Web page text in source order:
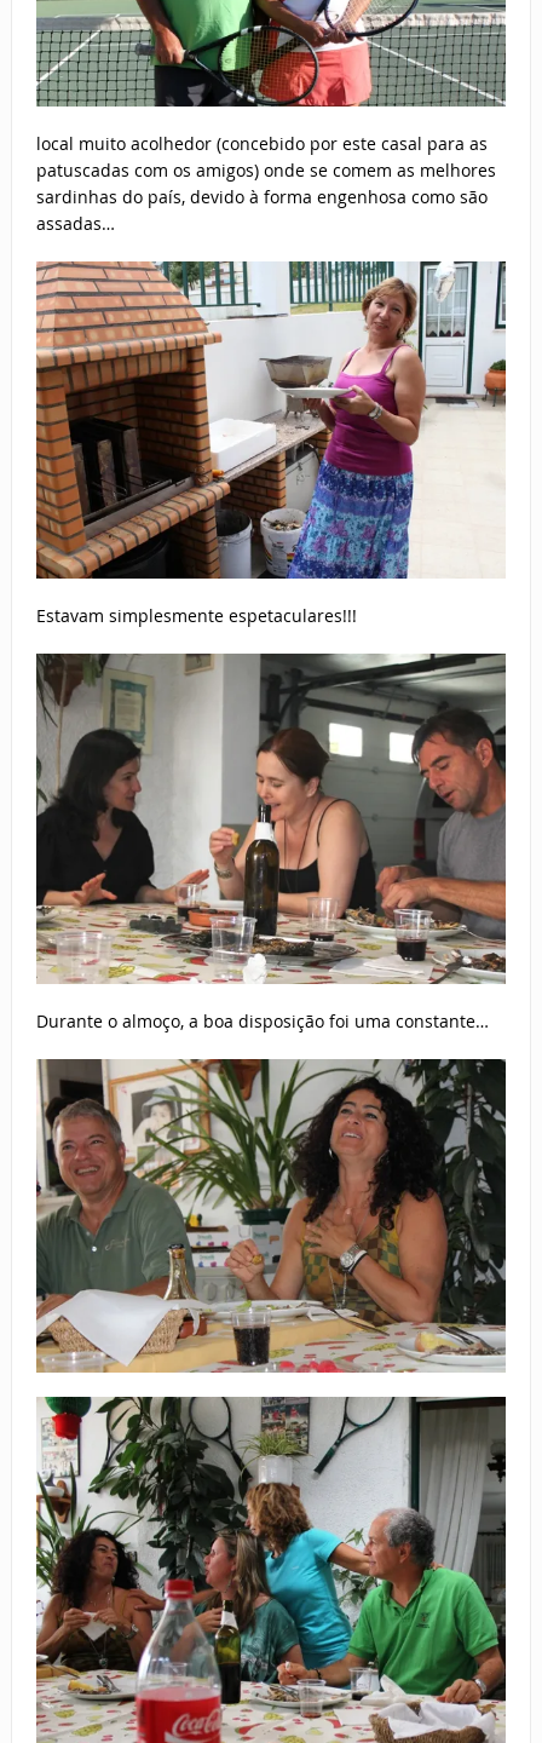
local muito acolhedor (concebido por este casal para as
patuscadas com os amigos) onde se comem as melhores
sardinhas do país, devido à forma engenhosa como são
assadas…
Estavam simplesmente espetaculares!!!
Durante o almoço, a boa disposição foi uma constante…